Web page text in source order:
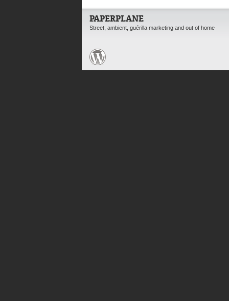
PAPERPLANE
Street, ambient, guérilla marketing and out of home